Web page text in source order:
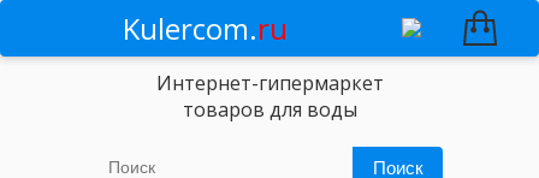
Kulercom.ru
Интернет-гипермаркет
товаров для воды